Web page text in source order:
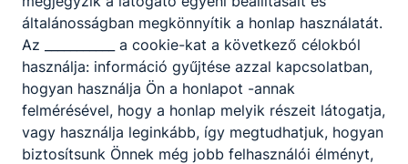
Gépi és CNC forgácsoló
általánosságban megkönnyítik a honlap használatát.
Az ___________ a cookie-kat a következő célokból
használja: információ gyűjtése azzal kapcsolatban,
hogyan használja Ön a honlapot -annak
felmérésével, hogy a honlap melyik részeit látogatja,
vagy használja leginkább, így megtudhatjuk, hogyan
biztosítsunk Önnek még jobb felhasználói élményt,